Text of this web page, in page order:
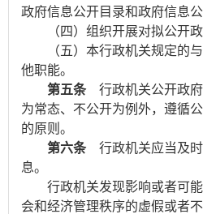
政府信息公开目录和政府信息
（四）组织开展对拟公开政
（五）本行政机关规定的与
他职能。
第五条行政机关公开政府
为常态、不公开为例外，遵循
的原则。
第六条行政机关应当及时
息。
行政机关发现影响或者可能
会和经济管理秩序的虚假或者